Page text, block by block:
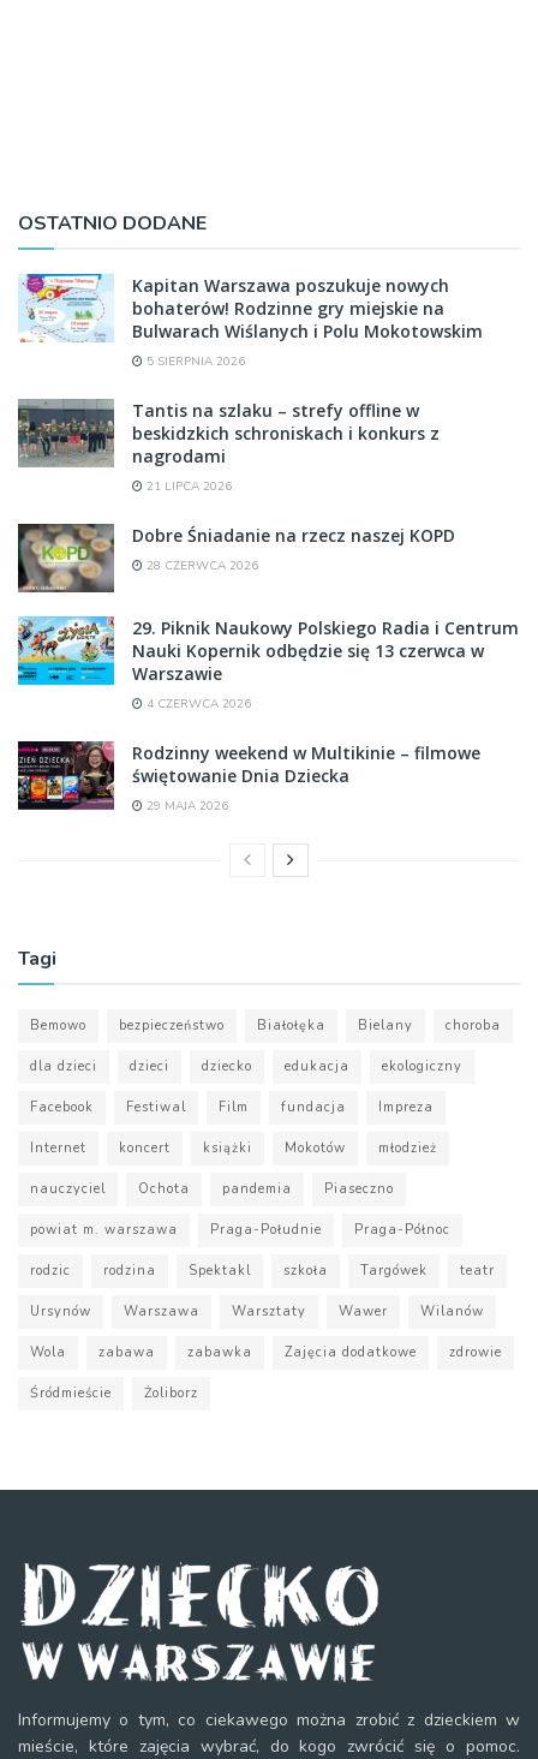
OSTATNIO DODANE
Kapitan Warszawa poszukuje nowych
bohaterów! Rodzinne gry miejskie na
Bulwarach Wiślanych i Polu Mokotowskim
5 SIERPNIA 2026
Tantis na szlaku – strefy offline w
beskidzkich schroniskach i konkurs z
nagrodami
21 LIPCA 2026
Dobre Śniadanie na rzecz naszej KOPD
28 CZERWCA 2026
29. Piknik Naukowy Polskiego Radia i Centrum
Nauki Kopernik odbędzie się 13 czerwca w
Warszawie
4 CZERWCA 2026
Rodzinny weekend w Multikinie – filmowe
świętowanie Dnia Dziecka
29 MAJA 2026
Tagi
Bemowo bezpieczeństwo Białołęka Bielany choroba
dla dzieci dzieci dziecko edukacja ekologiczny
Facebook Festiwal Film fundacja Impreza
Internet koncert książki Mokotów młodzież
nauczyciel Ochota pandemia Piaseczno
powiat m. warszawa Praga-Południe Praga-Północ
rodzic rodzina Spektakl szkoła Targówek teatr
Ursynów Warszawa Warsztaty Wawer Wilanów
Wola zabawa zabawka Zajęcia dodatkowe zdrowie
Śródmieście Żoliborz
Informujemy o tym, co ciekawego można zrobić z dzieckiem w
mieście, które zajęcia wybrać, do kogo zwrócić się o pomoc.